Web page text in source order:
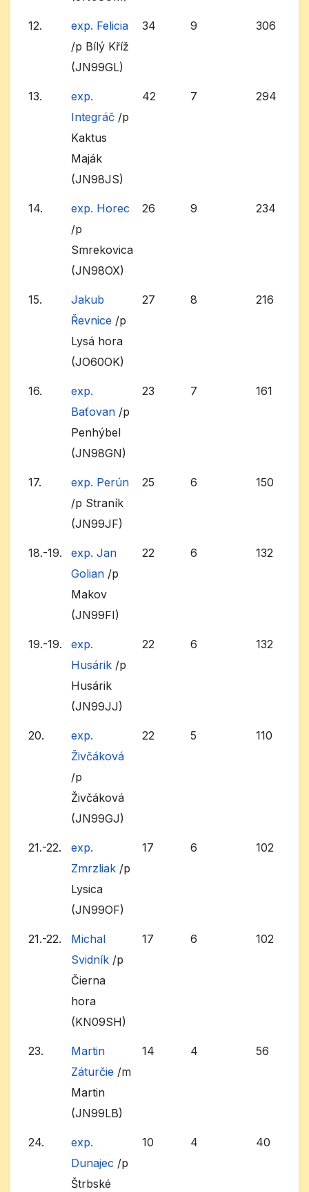
12.
exp. Felicia
/p Bílý Kříž
(JN99GL)
34 9 306
13.
exp.
Integráč /p
Kaktus
Maják
(JN98JS)
42 7 294
14.
exp. Horec
/p
Smrekovica
(JN98OX)
26 9 234
15.
Jakub
Řevnice /p
Lysá hora
(JO60OK)
27 8 216
16.
exp.
Baťovan /p
Penhýbel
(JN98GN)
23 7 161
17.
exp. Perún
/p Straník
(JN99JF)
25 6 150
18.-19.
exp. Jan
Golian /p
Makov
(JN99FI)
22 6 132
19.-19.
exp.
Husárik /p
Husárik
(JN99JJ)
22 6 132
20.
exp.
Živčáková
/p
Živčáková
(JN99GJ)
22 5 110
21.-22.
exp.
Zmrzliak /p
Lysica
(JN99OF)
17 6 102
21.-22.
Michal
Svidník /p
Čierna
hora
(KN09SH)
17 6 102
23.
Martin
Záturčie /m
Martin
(JN99LB)
14 4 56
24.
exp.
Dunajec /p
Štrbské
10 4 40